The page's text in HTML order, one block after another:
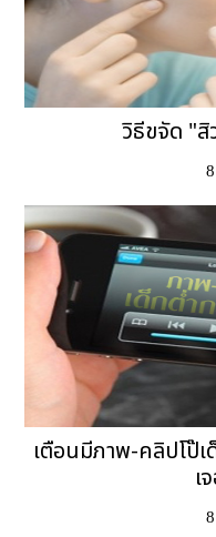
วิธีขจัด "สิ
เตือนมีภาพ-คลิปโป๊เ
เ